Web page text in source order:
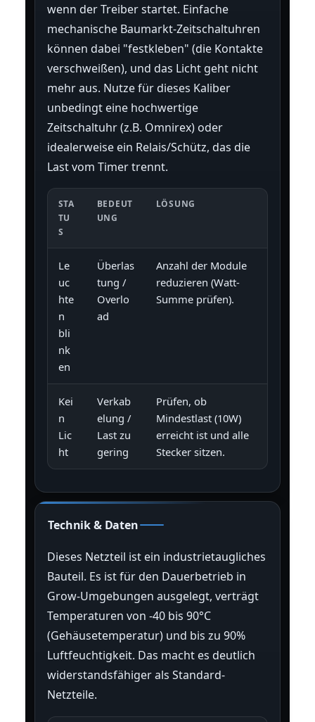
wenn der Treiber startet. Einfache
mechanische Baumarkt-Zeitschaltuhren
können dabei "festkleben" (die Kontakte
verschweißen), und das Licht geht nicht
mehr aus. Nutze für dieses Kaliber
unbedingt eine hochwertige
Zeitschaltuhr (z.B. Omnirex) oder
idealerweise ein Relais/Schütz, das die
Last vom Timer trennt.
STA
TU
S
BEDEUT
UNG
LÖSUNG
Le
uc
hte
n
bli
nk
en
Überlas
tung /
Overlo
ad
Anzahl der Module
reduzieren (Watt-
Summe prüfen).
Kei
n
Lic
ht
Verkab
elung /
Last zu
gering
Prüfen, ob
Mindestlast (10W)
erreicht ist und alle
Stecker sitzen.
Technik & Daten
Dieses Netzteil ist ein industrietaugliches
Bauteil. Es ist für den Dauerbetrieb in
Grow-Umgebungen ausgelegt, verträgt
Temperaturen von -40 bis 90°C
(Gehäusetemperatur) und bis zu 90%
Luftfeuchtigkeit. Das macht es deutlich
widerstandsfähiger als Standard-
Netzteile.